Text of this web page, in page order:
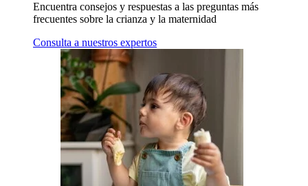
Encuentra consejos y respuestas a las preguntas más
frecuentes sobre la crianza y la maternidad
Consulta a nuestros expertos